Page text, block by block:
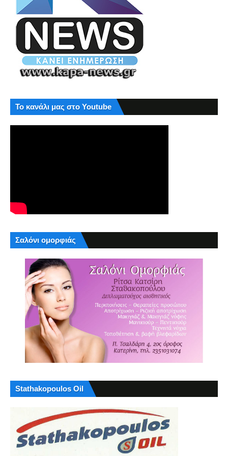
Το κανάλι μας στο Youtube
Σαλόνι ομορφιάς
Stathakopoulos Oil